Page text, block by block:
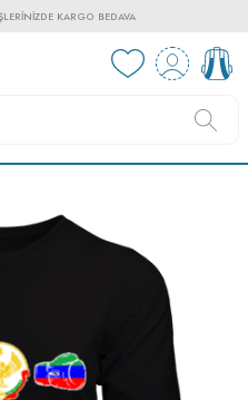
KARGO BEDAVA